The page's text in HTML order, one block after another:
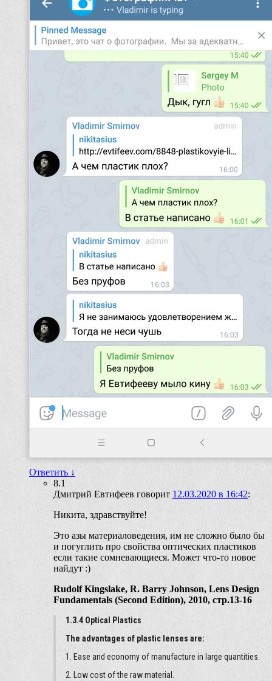
Ответить ↓
8.1
Дмитрий Евтифеев говорит 12.03.2020 в 16:42:
Никита, здравствуйте!
Это азы материаловедения, им не сложно было бы
и погуглить про свойства оптических пластиков
если такие сомневающиеся. Может что-то новое
найдут :)
Rudolf Kingslake, R. Barry Johnson, Lens Design
Fundamentals (Second Edition), 2010, стр.13-16
1.3.4 Optical Plastics
The advantages of plastic lenses are:
1. Ease and economy of manufacture in large quantities.
2. Low cost of the raw material.